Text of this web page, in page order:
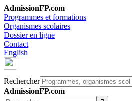
AdmissionFP.com
Programmes et formations
Organismes scolaires
Dossier en ligne
Contact
English
Rechercher
AdmissionFP.com